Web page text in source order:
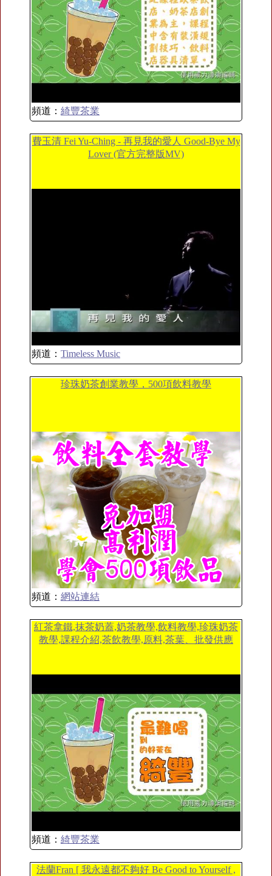
頻道： 綺豐茶業
費玉清 Fei Yu-Ching - 再見我的愛人 Good-Bye My
Lover (官方完整版MV)
頻道： Timeless Music
珍珠奶茶創業教學，500項飲料教學
頻道： 網站連結
紅茶拿鐵,抹茶奶蓋,奶茶教學,飲料教學,珍珠奶茶
教學,課程介紹,茶飲教學,原料,茶葉、批發供應
頻道： 綺豐茶業
法蘭Fran [ 我永遠都不夠好 Be Good to Yourself ,